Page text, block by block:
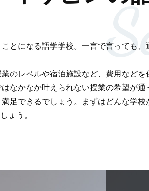
とになる語学学校。一言で言っても
のレベルや宿泊施設など、費用など
なかなか叶えられない授業の希望が
足できるでしょう。まずはどんな学
ょう。